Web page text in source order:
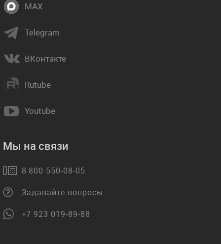
MAX
Telegram
ВКонтакте
Rutube
Youtube
Мы на связи
8 800 550-08-05
Задавайте вопросы
+7 923 019-89-88